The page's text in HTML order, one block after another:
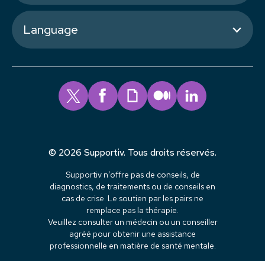
Language
© 2026 Supportiv. Tous droits réservés.
Supportiv n’offre pas de conseils, de
diagnostics, de traitements ou de conseils en
cas de crise. Le soutien par les pairs ne
remplace pas la thérapie.
Veuillez consulter un médecin ou un conseiller
agréé pour obtenir une assistance
professionnelle en matière de santé mentale.